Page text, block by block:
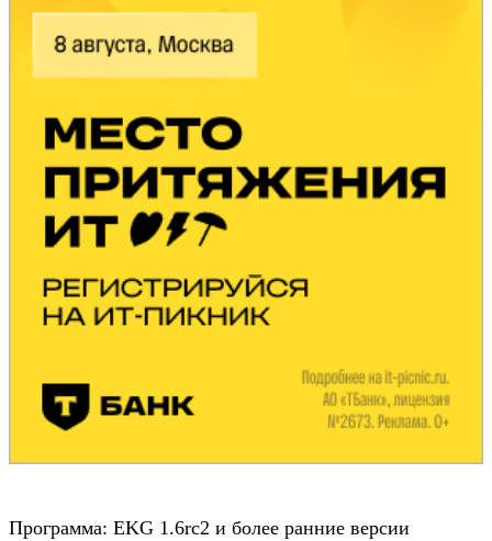
Программа: EKG 1.6rc2 и более ранние версии